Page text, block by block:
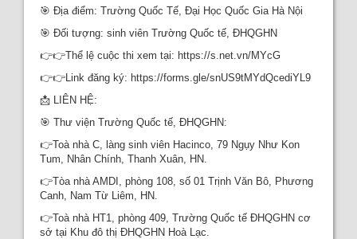
🎯 Địa điểm: Trường Quốc Tế, Đại Học Quốc Gia Hà Nội
🎯 Đối tượng: sinh viên Trường Quốc tế, ĐHQGHN
👉👉Thể lệ cuộc thi xem tại: https://s.net.vn/MYcG
👉👉Link đăng ký: https://forms.gle/snUS9tMYdQcediYL9
📩 LIÊN HỆ:
🎯 Thư viện Trường Quốc tế, ĐHQGHN:
👉Toà nhà C, làng sinh viên Hacinco, 79 Ngụy Như Kon
Tum, Nhân Chính, Thanh Xuân, HN.
👉Tòa nhà AMDI, phòng 108, số 01 Trịnh Văn Bô, Phương
Canh, Nam Từ Liêm, HN.
👉Toà nhà HT1, phòng 409, Trường Quốc tế ĐHQGHN cơ
sở tại Khu đô thị ĐHQGHN Hoà Lạc.